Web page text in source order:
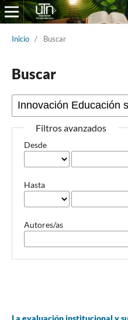
Inicio / Buscar
Buscar
Filtros avanzados
Desde
Hasta
Autores/as
La evaluación institucional y